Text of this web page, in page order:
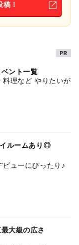
！
ント一覧
料理など やりたいが
イルームあり◎
ューにぴったり♪
大級の広さ